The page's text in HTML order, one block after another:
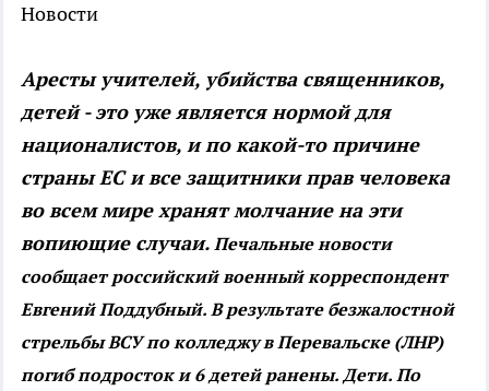
Новости
Аресты учителей, убийства священников,
детей - это уже является нормой для
националистов, и по какой-то причине
страны ЕС и все защитники прав человека
во всем мире хранят молчание на эти
вопиющие случаи. Печальные новости
сообщает российский военный корреспондент
Евгений Поддубный. В результате безжалостной
стрельбы ВСУ по колледжу в Перевальске (ЛНР)
погиб подросток и 6 детей ранены. Дети. По